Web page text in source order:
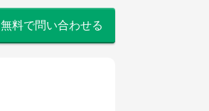
無料で問い合わせる